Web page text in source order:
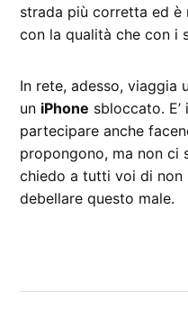
strada più corretta ed
con la qualità che con i
In rete, adesso, viaggia
un iPhone sbloccato.
partecipare anche
propongono, ma non ci
chiedo a tutti voi di non
debellare questo male.